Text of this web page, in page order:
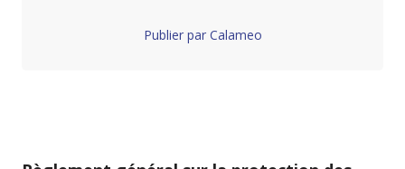
Publier par Calameo